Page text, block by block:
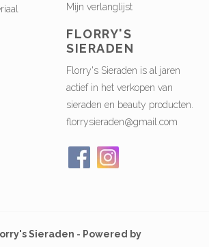
Mijn verlanglijst
FLORRY'S
SIERADEN
Florry's Sieraden is al jaren
actief in het verkopen van
sieraden en beauty producten.
florrysieraden@gmail.com
Sieraden - Powered by